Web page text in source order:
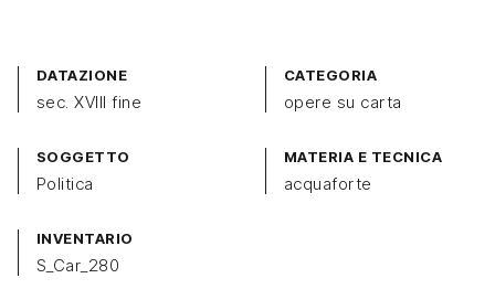
DATAZIONE
sec. XVIII fine
CATEGORIA
opere su carta
SOGGETTO
Politica
MATERIA E TECNICA
acquaforte
INVENTARIO
S_Car_280